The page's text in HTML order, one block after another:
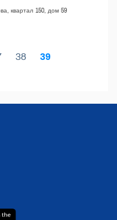
квартал 150, дом 59
38 39